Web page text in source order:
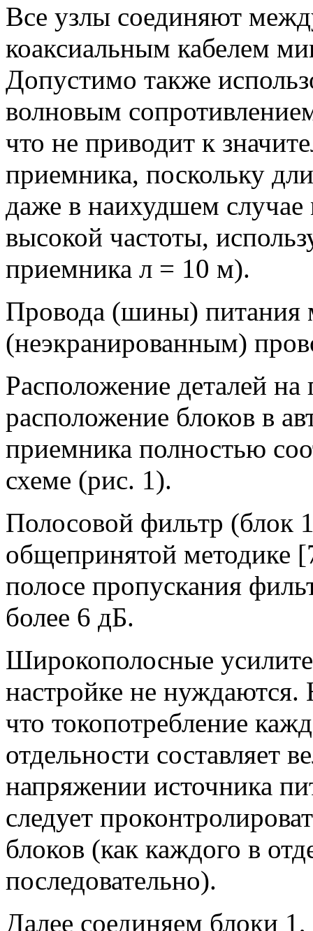
Все узлы соединяют
коаксиальным кабелем
Допустимо также
волновым
что не приводит к
приемника, поскольку
даже в наихудшем
высокой частоты,
приемника л = 10 м).
Провода (шины)
(неэкранированным)
Расположение деталей на
расположение блоков в
приемника полностью
схеме (рис. 1).
Полосовой фильтр (блок
общепринятой методике
полосе пропускания
более 6 дБ.
Широкополосные
настройке не нуждаются.
что токопотребление
отдельности составляет
напряжении источника
следует
блоков (как каждого в
последовательно).
Далее соединяем блоки